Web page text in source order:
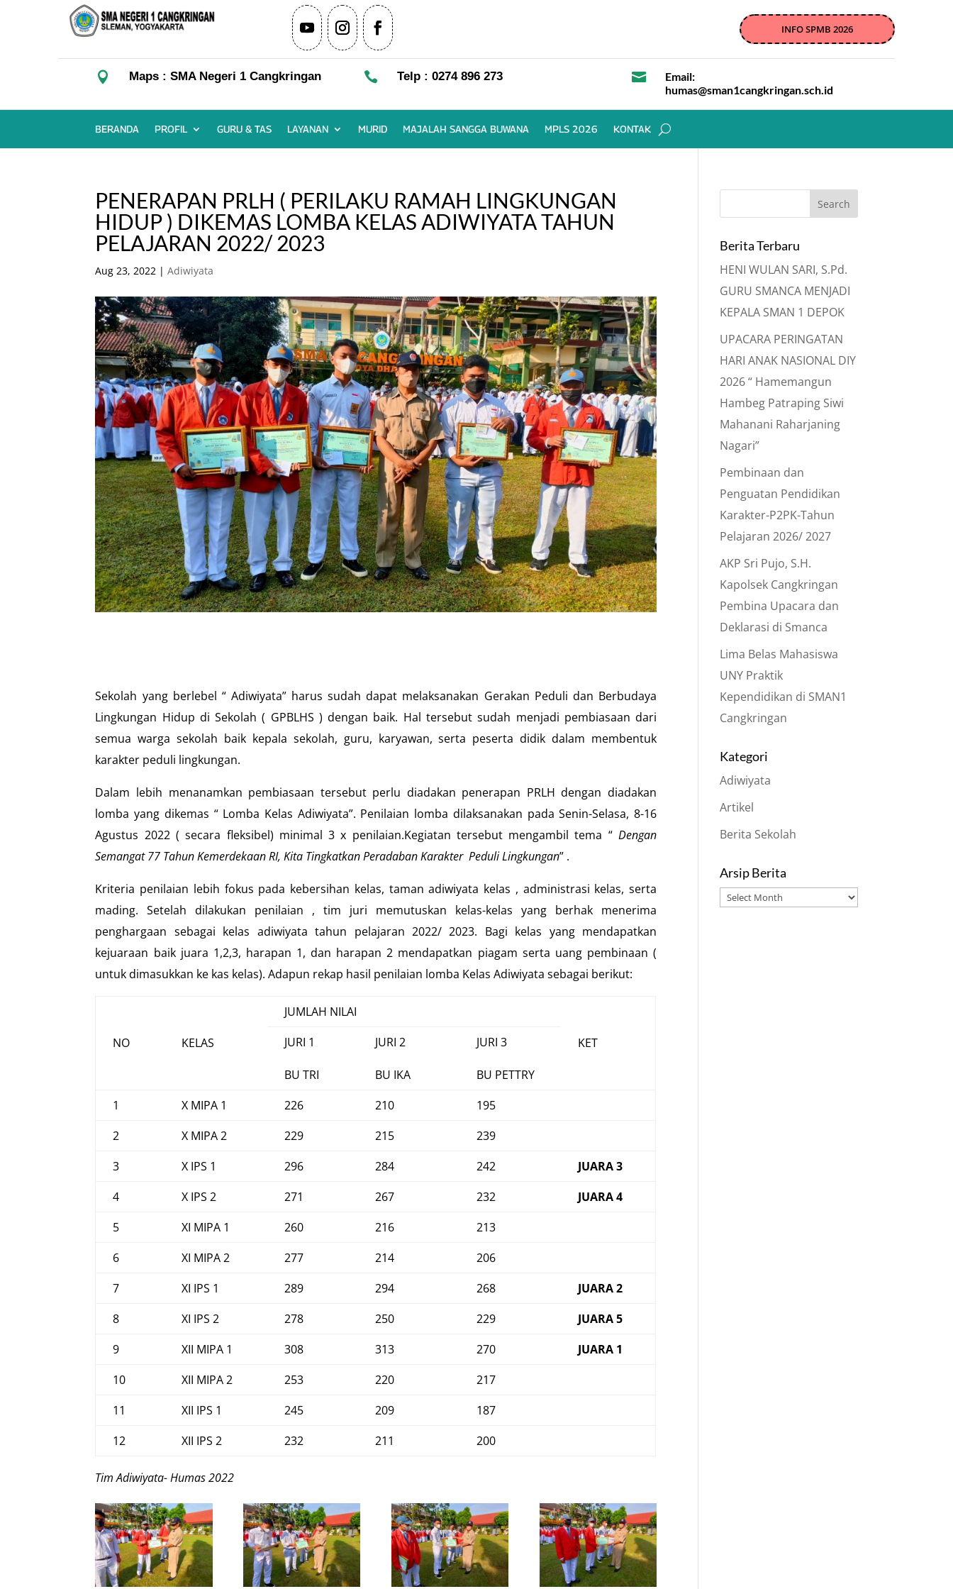
INFO SPMB 2026
 Maps : SMA Negeri 1 Cangkringan  Telp : 0274 896 273 
Email:
humas@sman1cangkringan.sch.id
BERANDA PROFIL GURU & TAS LAYANAN MURID MAJALAH SANGGA BUWANA MPLS 2026 KONTAK
PENERAPAN PRLH ( PERILAKU RAMAH LINGKUNGAN
HIDUP ) DIKEMAS LOMBA KELAS ADIWIYATA TAHUN
PELAJARAN 2022/ 2023
Aug 23, 2022 |Adiwiyata
Sekolah yang berlebel “ Adiwiyata” harus sudah dapat melaksanakan Gerakan Peduli dan Berbudaya
Lingkungan Hidup di Sekolah ( GPBLHS ) dengan baik. Hal tersebut sudah menjadi pembiasaan dari
semua warga sekolah baik kepala sekolah, guru, karyawan, serta peserta didik dalam membentuk
karakter peduli lingkungan.
Dalam lebih menanamkan pembiasaan tersebut perlu diadakan penerapan PRLH dengan diadakan
lomba yang dikemas “ Lomba Kelas Adiwiyata”. Penilaian lomba dilaksanakan pada Senin-Selasa, 8-16
Agustus 2022 ( secara fleksibel) minimal 3 x penilaian.Kegiatan tersebut mengambil tema “Dengan
Semangat 77 Tahun Kemerdekaan RI, Kita Tingkatkan Peradaban Karakter Peduli Lingkungan” .
Kriteria penilaian lebih fokus pada kebersihan kelas, taman adiwiyata kelas , administrasi kelas, serta
mading. Setelah dilakukan penilaian , tim juri memutuskan kelas-kelas yang berhak menerima
penghargaan sebagai kelas adiwiyata tahun pelajaran 2022/ 2023. Bagi kelas yang mendapatkan
kejuaraan baik juara 1,2,3, harapan 1, dan harapan 2 mendapatkan piagam serta uang pembinaan (
untuk dimasukkan ke kas kelas). Adapun rekap hasil penilaian lomba Kelas Adiwiyata sebagai berikut:
NO KELAS
JUMLAH NILAI
KET
JURI 1
BU TRI
JURI 2
BU IKA
JURI 3
BU PETTRY
1
X MIPA 1 226 210
195
2
X MIPA 2 229 215
239
3
X IPS 1 296 284 242
JUARA 3
4
X IPS 2 271 267 232
JUARA 4
5
XI MIPA 1 260 216
213
6
XI MIPA 2 277 214
206
7
XI IPS 1 289 294 268
JUARA 2
8
XI IPS 2 278 250 229
JUARA 5
9
XII MIPA 1 308 313 270
JUARA 1
10
XII MIPA 2 253 220
217
11
XII IPS 1 245 209
187
12
XII IPS 2 232 211 200
Tim Adiwiyata- Humas 2022
Berita Terbaru
HENI WULAN SARI, S.Pd.
GURU SMANCA MENJADI
KEPALA SMAN 1 DEPOK
UPACARA PERINGATAN
HARI ANAK NASIONAL DIY
2026 “ Hamemangun
Hambeg Patraping Siwi
Mahanani Raharjaning
Nagari”
Pembinaan dan
Penguatan Pendidikan
Karakter-P2PK-Tahun
Pelajaran 2026/ 2027
AKP Sri Pujo, S.H.
Kapolsek Cangkringan
Pembina Upacara dan
Deklarasi di Smanca
Lima Belas Mahasiswa
UNY Praktik
Kependidikan di SMAN1
Cangkringan
Kategori
Adiwiyata
Artikel
Berita Sekolah
Arsip Berita
Arsip